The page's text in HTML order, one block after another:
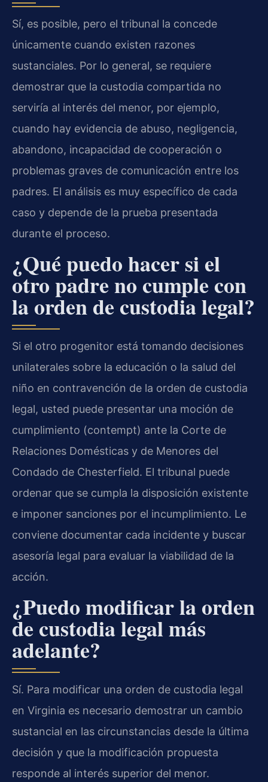
Sí, es posible, pero el tribunal la concede
únicamente cuando existen razones
sustanciales. Por lo general, se requiere
demostrar que la custodia compartida no
serviría al interés del menor, por ejemplo,
cuando hay evidencia de abuso, negligencia,
abandono, incapacidad de cooperación o
problemas graves de comunicación entre los
padres. El análisis es muy específico de cada
caso y depende de la prueba presentada
durante el proceso.
¿Qué puedo hacer si el
otro padre no cumple con
la orden de custodia legal?
Si el otro progenitor está tomando decisiones
unilaterales sobre la educación o la salud del
niño en contravención de la orden de custodia
legal, usted puede presentar una moción de
cumplimiento (contempt) ante la Corte de
Relaciones Domésticas y de Menores del
Condado de Chesterfield. El tribunal puede
ordenar que se cumpla la disposición existente
e imponer sanciones por el incumplimiento. Le
conviene documentar cada incidente y buscar
asesoría legal para evaluar la viabilidad de la
acción.
¿Puedo modificar la orden
de custodia legal más
adelante?
Sí. Para modificar una orden de custodia legal
en Virginia es necesario demostrar un cambio
sustancial en las circunstancias desde la última
decisión y que la modificación propuesta
responde al interés superior del menor.